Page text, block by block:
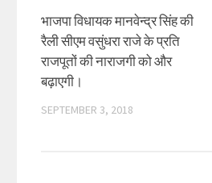
भाजपा विधायक मानवेन्द्र सिंह की
रैली सीएम वसुंधरा राजे के प्रति
राजपूतों की नाराजगी को और
बढ़ाएगी।
SEPTEMBER 3, 2018